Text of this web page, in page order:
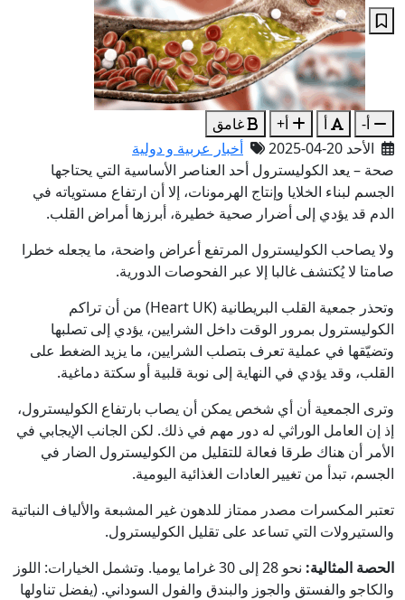
أ- أ أ+
غامق
الأحد 20-04-2025
أخبار عربية و دولية
صحة – يعد الكوليسترول أحد العناصر الأساسية التي يحتاجها
الجسم لبناء الخلايا وإنتاج الهرمونات، إلا أن ارتفاع مستوياته في
الدم قد يؤدي إلى أضرار صحية خطيرة، أبرزها أمراض القلب.
ولا يصاحب الكوليسترول المرتفع أعراض واضحة، ما يجعله خطرا
صامتا لا يُكتشف غالبا إلا عبر الفحوصات الدورية.
وتحذر جمعية القلب البريطانية (Heart UK) من أن تراكم
الكوليسترول بمرور الوقت داخل الشرايين، يؤدي إلى تصلبها
وتضيّقها في عملية تعرف بتصلب الشرايين، ما يزيد الضغط على
القلب، وقد يؤدي في النهاية إلى نوبة قلبية أو سكتة دماغية.
وترى الجمعية أن أي شخص يمكن أن يصاب بارتفاع الكوليسترول،
إذ إن العامل الوراثي له دور مهم في ذلك. لكن الجانب الإيجابي في
الأمر أن هناك طرقا فعالة للتقليل من الكوليسترول الضار في
الجسم، تبدأ من تغيير العادات الغذائية اليومية.
تعتبر المكسرات مصدر ممتاز للدهون غير المشبعة والألياف النباتية
والستيرولات التي تساعد على تقليل الكوليسترول.
الحصة المثالية:
نحو 28 إلى 30 غراما يوميا. وتشمل الخيارات: اللوز
والكاجو والفستق والجوز والبندق والفول السوداني. (يفضل تناولها